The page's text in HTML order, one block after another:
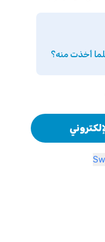
أخذت منه؟